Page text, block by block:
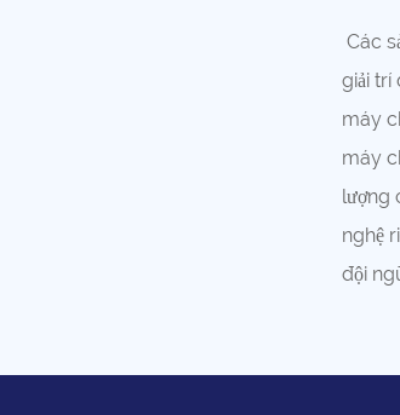
Các
giải trí
máy
máy
lượng
nghệ
đội